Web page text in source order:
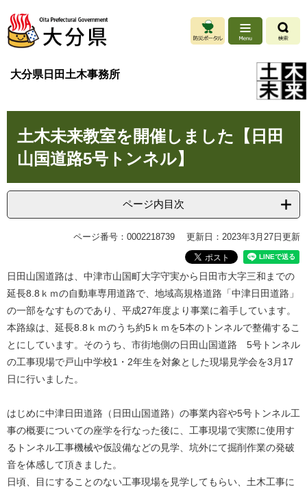
ジ
ュ
大分県日田土木事務所
土木未来教室を開催しました【日田
山国道路5号トンネル】
ページ内目次
ページ番号：0002218739 更新日：2023年3月27日更新
日田山国道路は、中津市山国町大字守実から日田市大字三和までの
延長8.8ｋｍの自動車専用道路で、地域高規格道路「中津日田道路」
の一部をなすものであり、平成27年度より事業に着手しています。
本路線は、延長8.8ｋｍのうち約5ｋｍを5本のトンネルで整備するこ
とにしています。そのうち、市街地側の日田山国道路 5号トンネル
の工事現場で戸山中学校1・2年生を対象とした現場見学会を3月17
日に行いました。
はじめに中津日田道路（日田山国道路）の事業内容や5号トンネル工
事の概要についての座学を行なった後に、工事現場で実際に使用す
るトンネル工事機械や仮設備などの見学、坑外にて掘削作業の発破
音を体感して頂きました。
日頃、目にすることのない工事現場を見学してもらい、土木工事に